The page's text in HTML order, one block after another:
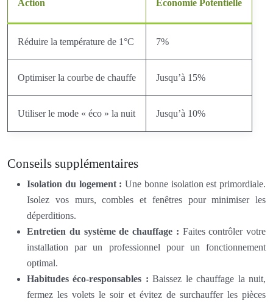
Action Économie Potentielle
Réduire la température de 1°C 7%
Optimiser la courbe de chauffe Jusqu’à 15%
Utiliser le mode « éco » la nuit Jusqu’à 10%
Conseils supplémentaires
Isolation du logement : Une bonne isolation est primordiale.
Isolez vos murs, combles et fenêtres pour minimiser les
déperditions.
Entretien du système de chauffage : Faites contrôler votre
installation par un professionnel pour un fonctionnement
optimal.
Habitudes éco-responsables :Baissez le chauffage la nuit,
fermez les volets le soir et évitez de surchauffer les pièces